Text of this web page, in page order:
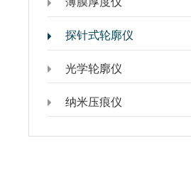
探针式轮廓仪
光学轮廓仪
纳米压痕仪